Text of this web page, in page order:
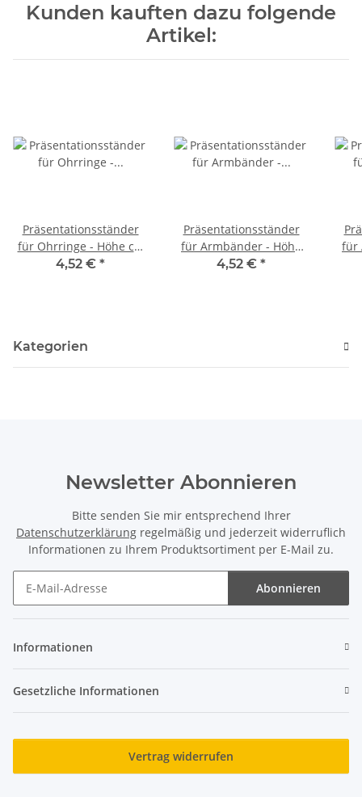
Kunden kauften dazu folgende
Artikel:
Präsentationsständer
für Ohrringe - Höhe ca.
7,5 cm /3813
4,52 € *
Präsentationsständer
für Armbänder - Höhe
ca. 7 cm /3811
4,52 € *
für
Kategorien
Newsletter Abonnieren
Bitte senden Sie mir entsprechend Ihrer
Datenschutzerklärung regelmäßig und jederzeit widerruflich
Informationen zu Ihrem Produktsortiment per E-Mail zu.
Abonnieren
Informationen
Gesetzliche Informationen
Vertrag widerrufen